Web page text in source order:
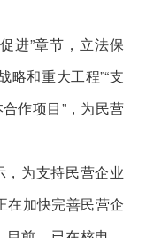
进”章节，立法保
略和重大工程”“支
作项目”，为民营
为支持民营企业
在加快完善民营企